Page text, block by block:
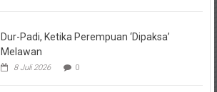
Dur-Padi, Ketika Perempuan ‘Dipaksa’
Melawan
8 Juli 2026 0